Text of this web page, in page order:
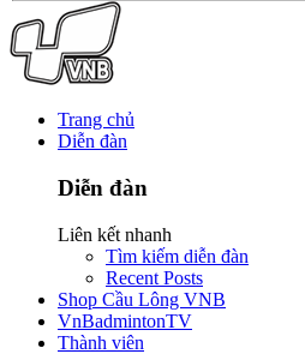
Trang chủ
Diễn đàn
Diễn đàn
Liên kết nhanh
Tìm kiếm diễn đàn
Recent Posts
Shop Cầu Lông VNB
VnBadmintonTV
Thành viên